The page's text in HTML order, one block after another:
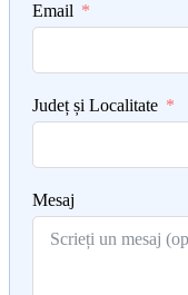
Email
Județ și Localitate
Mesaj